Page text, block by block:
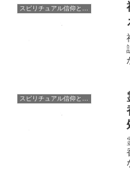
スピリチュアル信仰と霊的探究